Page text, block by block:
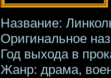
Название:
Оригинальное
Год выхода в
Жанр: драма,